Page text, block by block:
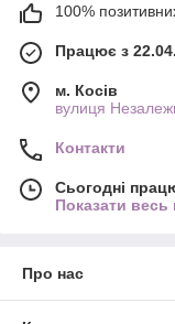
100%
Працює з
м. Косів
вулиця
Контакти
Сьогодні
Показати весь
Про нас